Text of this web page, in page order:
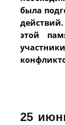
была
этой
25